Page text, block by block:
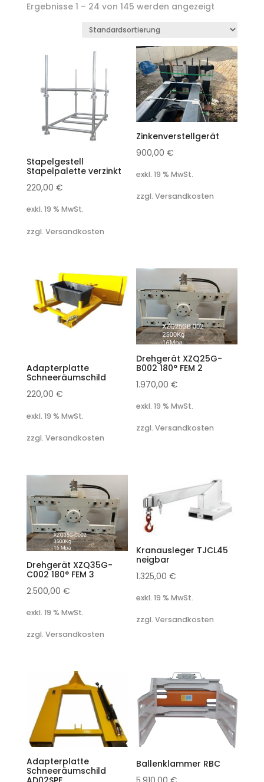
Ergebnisse 1 – 24 von 145 werden angezeigt
Stapelgestell
Stapelpalette verzinkt
220,00 €
exkl. 19 % MwSt.
zzgl. Versandkosten
Zinkenverstellgerät
900,00€
exkl. 19 % MwSt.
zzgl. Versandkosten
Adapterplatte
Schneeräumschild
220,00 €
exkl. 19 % MwSt.
zzgl. Versandkosten
Drehgerät XZQ25G-
B002 180° FEM 2
1.970,00€
exkl. 19 % MwSt.
zzgl. Versandkosten
Drehgerät XZQ35G-
C002 180° FEM 3
2.500,00 €
exkl. 19 % MwSt.
zzgl. Versandkosten
Kranausleger TJCL45
neigbar
1.325,00€
exkl. 19 % MwSt.
zzgl. Versandkosten
Adapterplatte
Schneeräumschild
Ballenklammer RBC